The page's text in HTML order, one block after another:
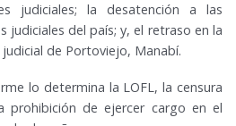
judiciales; la desatención a las
judiciales del país; y, el retraso en la
de Portoviejo, Manabí.
lo determina la LOFL, la censura
prohibición de ejercer cargo en el